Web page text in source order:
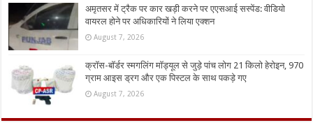
अमृतसर में ट्रैक पर कार खड़ी करने पर एएसआई सस्पेंड: वीडियो
वायरल होने पर अधिकारियों ने लिया एक्शन
August 7, 2026
क्रॉस-बॉर्डर स्मगलिंग मॉड्यूल से जुड़े पांच लोग 21 किलो हेरोइन, 970
ग्राम आइस ड्रग और एक पिस्टल के साथ पकड़े गए
August 7, 2026